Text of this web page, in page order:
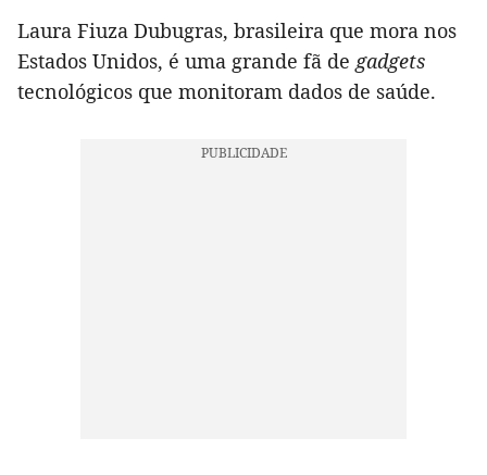
Laura Fiuza Dubugras, brasileira que mora nos
Estados Unidos, é uma grande fã de gadgets
tecnológicos que monitoram dados de saúde.